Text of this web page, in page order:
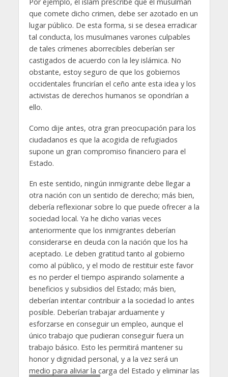
que comete dicho crimen, debe ser azotado en un
lugar público. De esta forma, si se desea erradicar
tal conducta, los musulmanes varones culpables
de tales crímenes aborrecibles deberían ser
castigados de acuerdo con la ley islámica. No
obstante, estoy seguro de que los gobiernos
occidentales fruncirían el ceño ante esta idea y los
activistas de derechos humanos se opondrían a
ello.
Como dije antes, otra gran preocupación para los
ciudadanos es que la acogida de refugiados
supone un gran compromiso financiero para el
Estado.
En este sentido, ningún inmigrante debe llegar a
otra nación con un sentido de derecho; más bien,
debería reflexionar sobre lo que puede ofrecer a la
sociedad local. Ya he dicho varias veces
anteriormente que los inmigrantes deberían
considerarse en deuda con la nación que los ha
aceptado. Le deben gratitud tanto al gobierno
como al público, y el modo de restituir este favor
es no perder el tiempo aspirando solamente a
beneficios y subsidios del Estado; más bien,
deberían intentar contribuir a la sociedad lo antes
posible. Deberían trabajar arduamente y
esforzarse en conseguir un empleo, aunque el
único trabajo que pudieran conseguir fuera un
trabajo básico. Esto les permitirá mantener su
honor y dignidad personal, y a la vez será un
medio para aliviar la carga del Estado y eliminar las